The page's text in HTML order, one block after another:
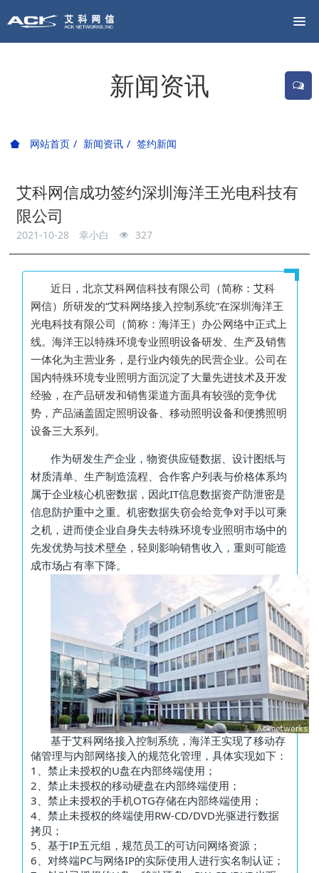
新闻资讯
网站首页 新闻资讯 签约新闻
艾科网信成功签约深圳海洋王光电科技有
限公司
2021-10-28 幸小白 327
近日，北京艾科网信科技有限公司（简称：艾科
网信）所研发的“艾科网络接入控制系统”在深圳海洋王
光电科技有限公司（简称：海洋王）办公网络中正式上
线。海洋王以特殊环境专业照明设备研发、生产及销售
一体化为主营业务，是行业内领先的民营企业。公司在
国内特殊环境专业照明方面沉淀了大量先进技术及开发
经验 ，在产品研发和销售渠道方面具有较强的竞争优
势，产品涵盖固定照明设备、移动照明设备和便携照明
设备三大系列。
作为研发生产企业，物资供应链数据、设计图纸与
材质清单、生产制造流程、合作客户列表与价格体系均
属于企业核心机密数据，因此IT信息数据资产防泄密是
信息防护重中之重。机密数据失窃会给竞争对手以可乘
之机，进而使企业自身失去特殊环境专业照明市场中的
先发优势与技术壁垒，轻则影响销售收入，重则可能造
成市场占有率下降。
基于艾科网络接入控制系统，海洋王实现了移动存
储管理与内部网络接入的规范化管理，具体实现如下：
1、禁止未授权的U盘在内部终端使用；
2、禁止未授权的移动硬盘在内部终端使用；
3、禁止未授权的手机OTG存储在内部终端使用；
4、禁止未授权的终端使用RW-CD/DVD光驱进行数据
拷贝；
5、基于IP五元组，规范员工的可访问网络资源；
6、对终端PC与网络IP的实际使用人进行实名制认证；